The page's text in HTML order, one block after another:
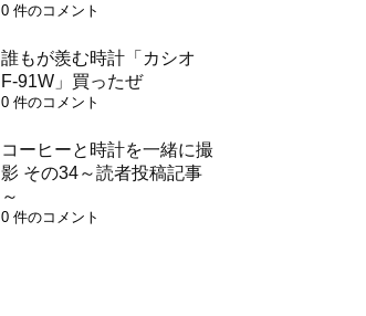
0 件のコメント
誰もが羨む時計「カシオ
F-91W」買ったぜ
0 件のコメント
コーヒーと時計を一緒に撮
影 その34～読者投稿記事
～
0 件のコメント